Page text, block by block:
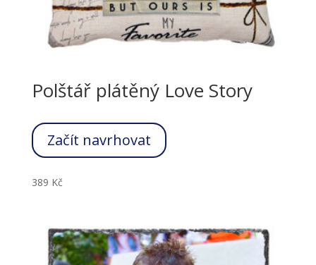
Polštář plátěný Love Story
Začít navrhovat
389 Kč